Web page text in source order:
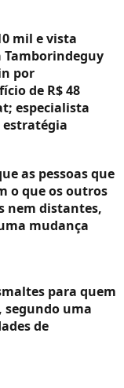
mil e vista
Tamborindeguy
por
de R$ 48
especialista
as pessoas que
o que os outros
nem distantes,
mudança
para quem
segundo uma
de